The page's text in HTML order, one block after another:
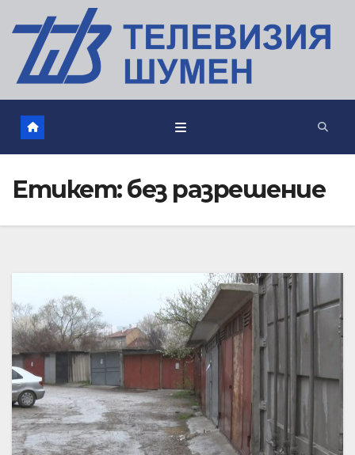
Етикет:без разрешение